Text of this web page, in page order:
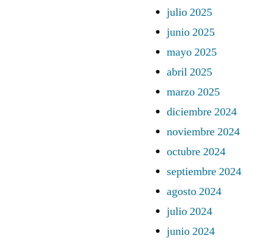
julio 2025
junio 2025
mayo 2025
abril 2025
marzo 2025
diciembre 2024
noviembre 2024
octubre 2024
septiembre 2024
agosto 2024
julio 2024
junio 2024